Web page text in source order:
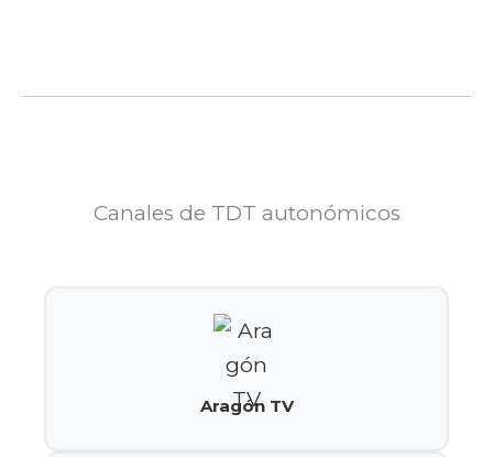
Canales de TDT autonómicos
Aragón TV